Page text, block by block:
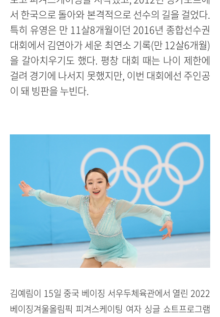
서 한국으로 돌아와 본격적으로 선수의 길을 걸었다.
특히 유영은 만 11살8개월이던 2016년 종합선수권
대회에서 김연아가 세운 최연소 기록(만 12살6개월)
을 갈아치우기도 했다. 평창 대회 때는 나이 제한에
걸려 경기에 나서지 못했지만, 이번 대회에선 주인공
이 돼 빙판을 누빈다.
김예림이 15일 중국 베이징 서우두체육관에서 열린 2022
베이징겨울올림픽 피겨스케이팅 여자 싱글 쇼트프로그램